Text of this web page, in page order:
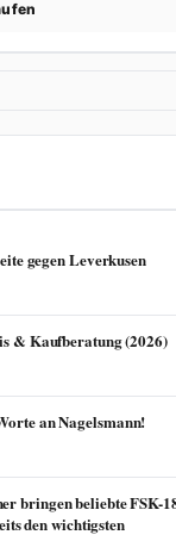
gegen Leverkusen
& Kaufberatung (2026)
an Nagelsmann!
bringen beliebte FSK-
den wichtigsten